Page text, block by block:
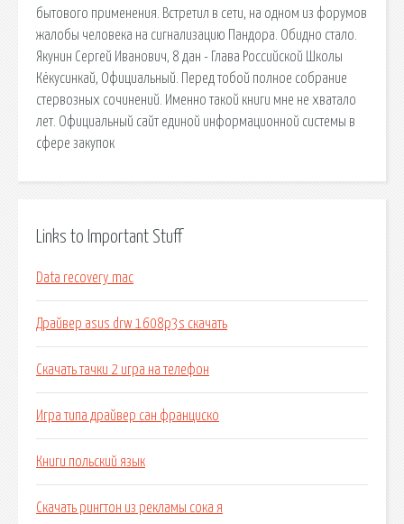
бытового применения. Встретил в сети, на одном из форумов
жалобы человека на сигнализацию Пандора. Обидно стало.
Якунин Сергей Иванович, 8 дан - Глава Российской Школы
Кёкусинкай, Официальный. Перед тобой полное собрание
стервозных сочинений. Именно такой книги мне не хватало
лет. Официальный сайт единой информационной системы в
сфере закупок
Links to Important Stuff
Data recovery mac
Драйвер asus drw 1608p3s скачать
Скачать тачки 2 игра на телефон
Игра типа драйвер сан франциско
Книги польский язык
Скачать рингтон из рекламы сока я